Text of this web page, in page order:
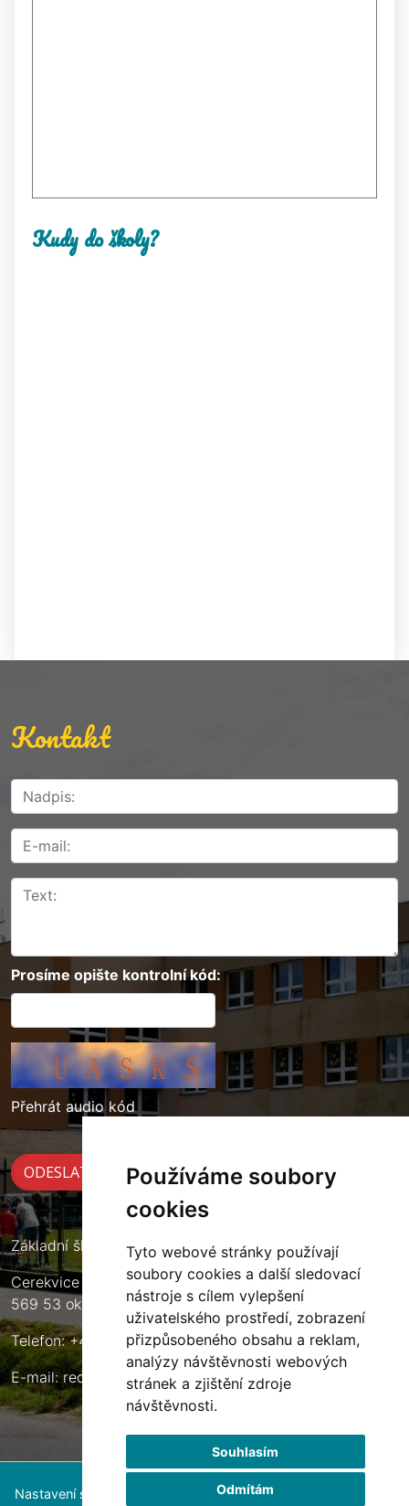
Používáme soubory
cookies
Tyto webové stránky používají
soubory cookies a další sledovací
nástroje s cílem vylepšení
uživatelského prostředí, zobrazení
přizpůsobeného obsahu a reklam,
analýzy návštěvnosti webových
stránek a zjištění zdroje
návštěvnosti.
Souhlasím
Odmítám
Kudy do školy?
Kontakt
Prosíme opište kontrolní kód:
Přehrát audio kód
Základní škola Cerekvice nad Loučnou
Cerekvice nad Loučnou 135
569 53 okres Svitavy
Telefon: +420 461 633 140
E-mail:reditel@zscerekvice.cz
Nastavení souborů cookie